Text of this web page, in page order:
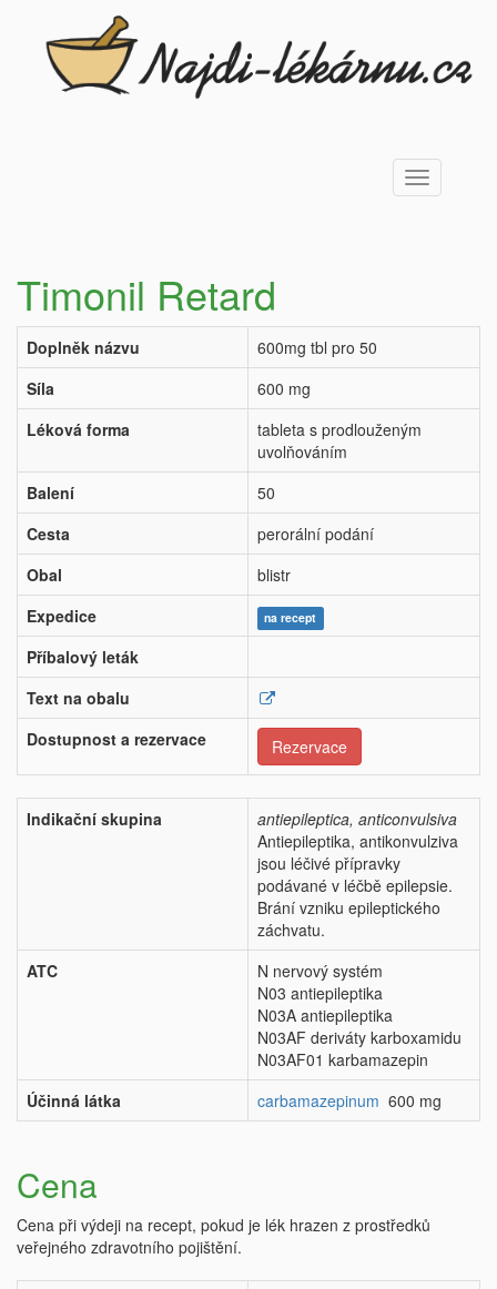
Toggle
navigation
Timonil Retard
Doplněk názvu
600mg tbl pro 50
Síla
600 mg
Léková forma
tableta s prodlouženým
uvolňováním
Balení
50
Cesta
perorální podání
Obal
blistr
Expedice
na recept
Příbalový leták
Text na obalu
Dostupnost a rezervace
Rezervace
Indikační skupina
antiepileptica, anticonvulsiva
Antiepileptika, antikonvulziva
jsou léčivé přípravky
podávané v léčbě epilepsie.
Brání vzniku epileptického
záchvatu.
ATC
N nervový systém
N03 antiepileptika
N03A antiepileptika
N03AF deriváty karboxamidu
N03AF01 karbamazepin
Účinná látka
carbamazepinum 600 mg
Cena
Cena při výdeji na recept, pokud je lék hrazen z prostředků
veřejného zdravotního pojištění.